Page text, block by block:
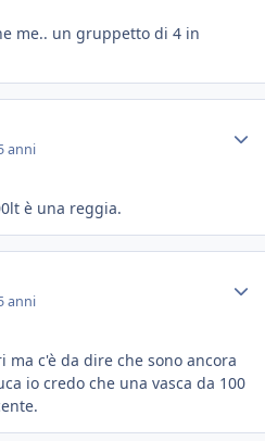
me.. un gruppetto di 4 in
anni
è una reggia.
anni
c'è da dire che sono ancora
io credo che una vasca da 100